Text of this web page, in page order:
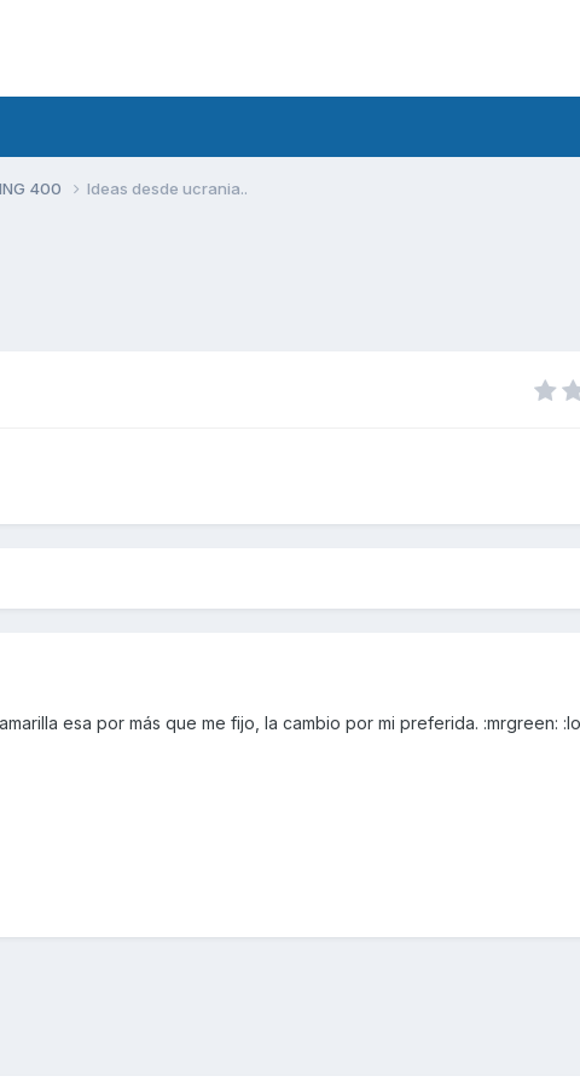
400 Ideas desde ucrania..
esa por más que me fijo, la cambio por mi preferida. :mrgreen: